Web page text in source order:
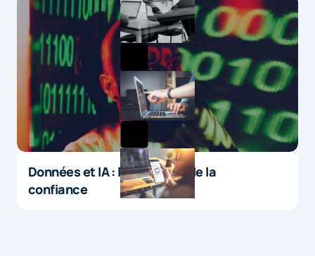
Données et IA : le paradoxe de la
confiance